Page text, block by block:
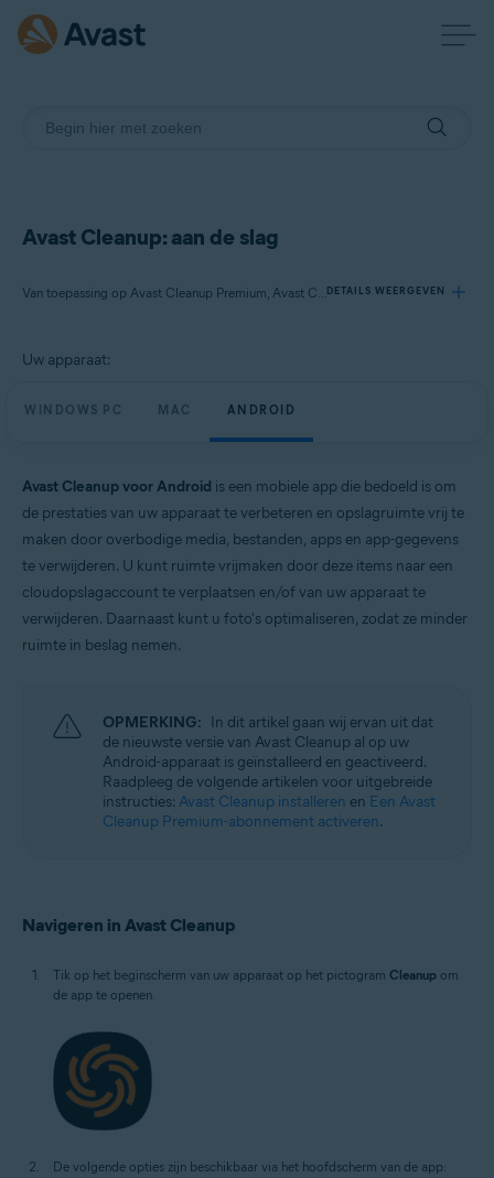
Avast Cleanup: aan de slag
Van toepassing op Avast Cleanup Premium, Avast CleanupDETAILS WEERGEVEN
Avast Cleanup Premium
Uw apparaat:
WINDOWS PC MAC ANDROID
Avast Cleanup voor Android is een mobiele app die bedoeld is om
de prestaties van uw apparaat te verbeteren en opslagruimte vrij te
maken door overbodige media, bestanden, apps en app-gegevens
te verwijderen. U kunt ruimte vrijmaken door deze items naar een
cloudopslagaccount te verplaatsen en/of van uw apparaat te
verwijderen. Daarnaast kunt u foto's optimaliseren, zodat ze minder
ruimte in beslag nemen.
OPMERKING: In dit artikel gaan wij ervan uit dat
de nieuwste versie van Avast Cleanup al op uw
Android-apparaat is geïnstalleerd en geactiveerd.
Raadpleeg de volgende artikelen voor uitgebreide
instructies: Avast Cleanup installeren en Een Avast
Cleanup Premium-abonnement activeren.
Navigeren in Avast Cleanup
Tik op het beginscherm van uw apparaat op het pictogram Cleanup om
de app te openen.
De volgende opties zijn beschikbaar via het hoofdscherm van de app: